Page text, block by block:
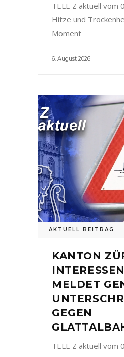
TELE Z aktuell vom
Hitze und
Moment
6. August 2026
AKTUELL BEITRAG
KANTON
MELDET
GEGEN
TELE Z aktuell vom